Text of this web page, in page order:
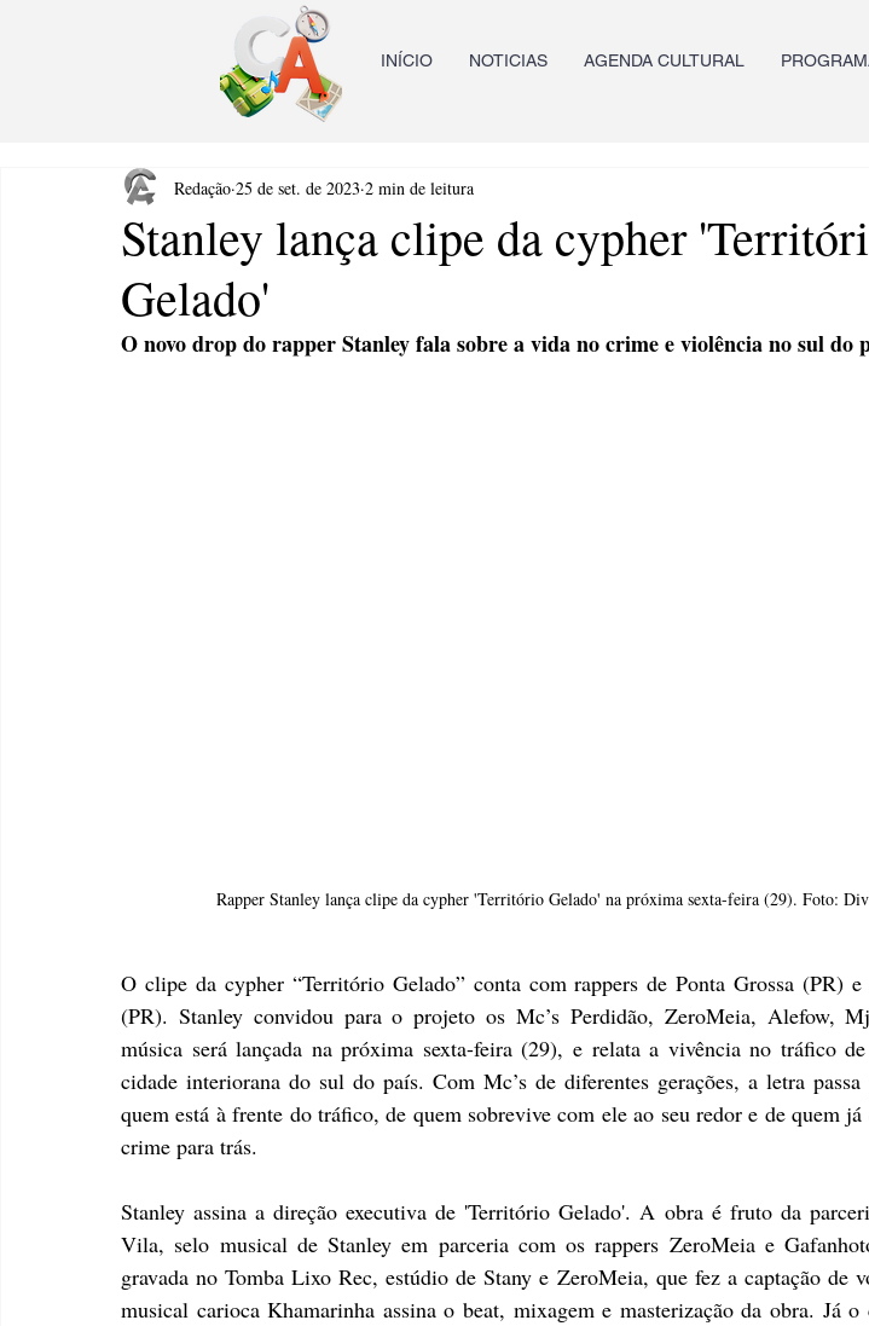
INÍCIO NOTICIAS AGENDA CULTURAL
Stanley lança clipe da cypher
Gelado'
Redação 25 de set. de 2023 2 min de leitura
O novo drop do rapper Stanley fala sobre a vida no crime e violência no sul do
Rapper Stanley lança clipe da cypher 'Território Gelado' na próxima sexta-feira (29). Foto:
O clipe da cypher “Território Gelado” conta com rappers de Ponta Grossa (PR) e
(PR). Stanley convidou para o projeto os Mc’s Perdidão, ZeroMeia, Alefow,
música será lançada na próxima sexta-feira (29), e relata a vivência no tráfico
cidade interiorana do sul do país. Com Mc’s de diferentes gerações, a letra
quem está à frente do tráfico, de quem sobrevive com ele ao seu redor e de quem
crime para trás.
Stanley assina a direção executiva de 'Território Gelado'. A obra é fruto da
Vila, selo musical de Stanley em parceria com os rappers ZeroMeia e
gravada no Tomba Lixo Rec, estúdio de Stany e ZeroMeia, que fez a captação de
musical carioca Khamarinha assina o beat, mixagem e masterização da obra. Já